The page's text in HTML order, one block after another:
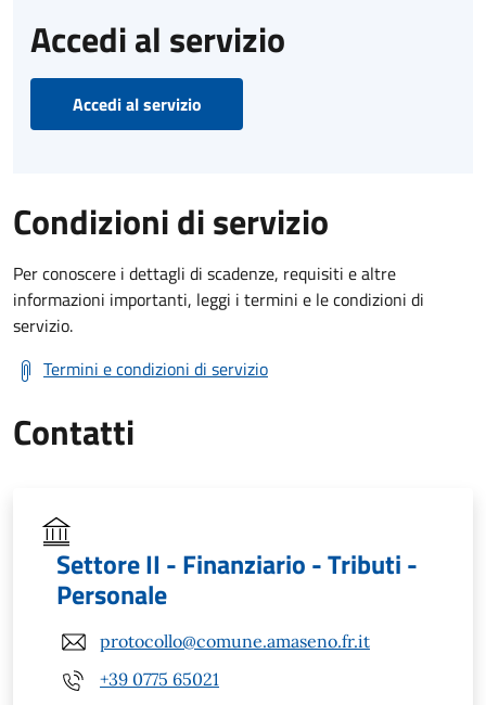
Accedi al servizio
Accedi al servizio
Condizioni di servizio
Per conoscere i dettagli di scadenze, requisiti e altre
informazioni importanti, leggi i termini e le condizioni di
servizio.
Termini e condizioni di servizio
Contatti
Settore II - Finanziario - Tributi -
Personale
protocollo@comune.amaseno.fr.it
+39 0775 65021